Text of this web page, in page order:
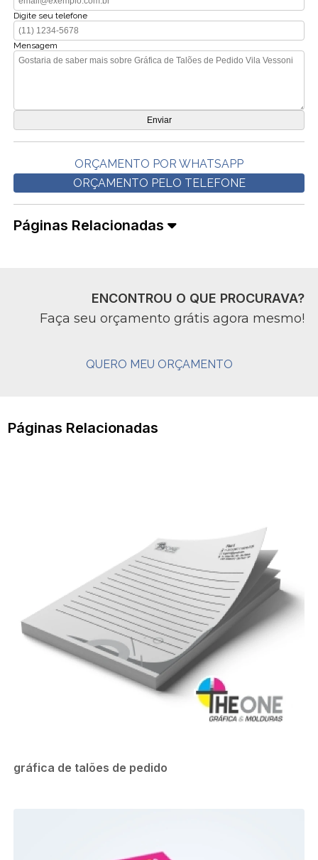
Digite seu telefone
Mensagem
ORÇAMENTO POR WHATSAPP
ORÇAMENTO PELO TELEFONE
Páginas Relacionadas
ENCONTROU O QUE PROCURAVA?
Faça seu orçamento grátis agora mesmo!
QUERO MEU ORÇAMENTO
Páginas Relacionadas
gráfica de talões de pedido